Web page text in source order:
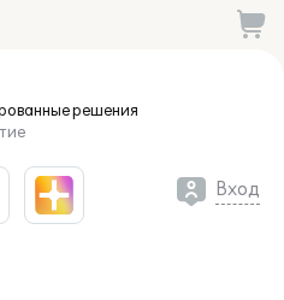
решения
Вход